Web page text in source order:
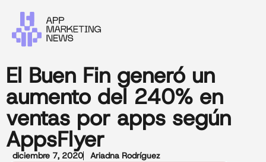
El Buen Fin generó un
aumento del 240% en
ventas por apps según
AppsFlyer
diciembre 7, 2020 Ariadna Rodríguez